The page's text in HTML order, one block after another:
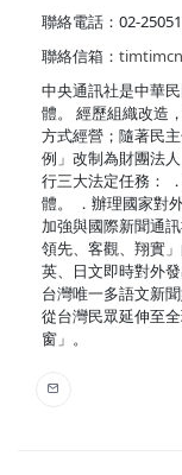
聯絡電話：02-
聯絡信箱：
中央通訊社是中華
體。 經歷組織改造
方式經營；隨著民
例」改制為財團法
行三大法定任務：
體。 ．辦理國家對
加強與國際新聞通
領先、客觀、翔實
英、日文即時對外
台灣唯一多語文新
從台灣民眾延伸至
窗」。